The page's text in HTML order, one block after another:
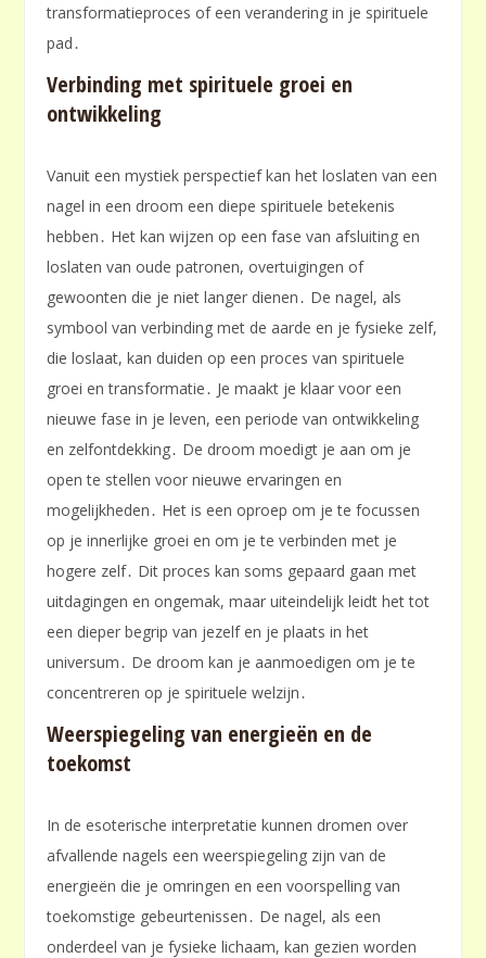
transformatieproces of een verandering in je spirituele
pad․
Verbinding met spirituele groei en
ontwikkeling
Vanuit een mystiek perspectief kan het loslaten van een
nagel in een droom een diepe spirituele betekenis
hebben․ Het kan wijzen op een fase van afsluiting en
loslaten van oude patronen, overtuigingen of
gewoonten die je niet langer dienen․ De nagel, als
symbool van verbinding met de aarde en je fysieke zelf,
die loslaat, kan duiden op een proces van spirituele
groei en transformatie․ Je maakt je klaar voor een
nieuwe fase in je leven, een periode van ontwikkeling
en zelfontdekking․ De droom moedigt je aan om je
open te stellen voor nieuwe ervaringen en
mogelijkheden․ Het is een oproep om je te focussen
op je innerlijke groei en om je te verbinden met je
hogere zelf․ Dit proces kan soms gepaard gaan met
uitdagingen en ongemak, maar uiteindelijk leidt het tot
een dieper begrip van jezelf en je plaats in het
universum․ De droom kan je aanmoedigen om je te
concentreren op je spirituele welzijn․
Weerspiegeling van energieën en de
toekomst
In de esoterische interpretatie kunnen dromen over
afvallende nagels een weerspiegeling zijn van de
energieën die je omringen en een voorspelling van
toekomstige gebeurtenissen․ De nagel, als een
onderdeel van je fysieke lichaam, kan gezien worden